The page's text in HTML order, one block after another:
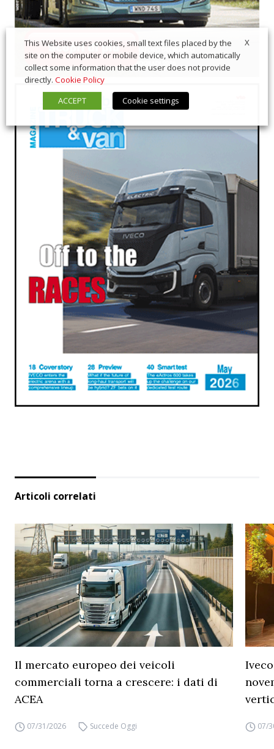
Articoli correlati
Il mercato europeo dei veicoli
commerciali torna a crescere: i dati di
ACEA
07/31/2026 Succede Oggi 07/
X
This Website uses cookies, small text files placed by the
site on the computer or mobile device, which automatically
collect some information that the user does not provide
directly. Cookie Policy
ACCEPT
Cookie settings